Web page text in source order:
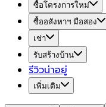
ซื้อโครงการใหม่
ซื้ออสังหาฯ มือสอง
เช่า
รับสร้างบ้าน
รีวิวน่าอยู่
เพิ่มเติม